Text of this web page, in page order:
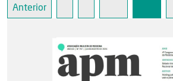
Anterior